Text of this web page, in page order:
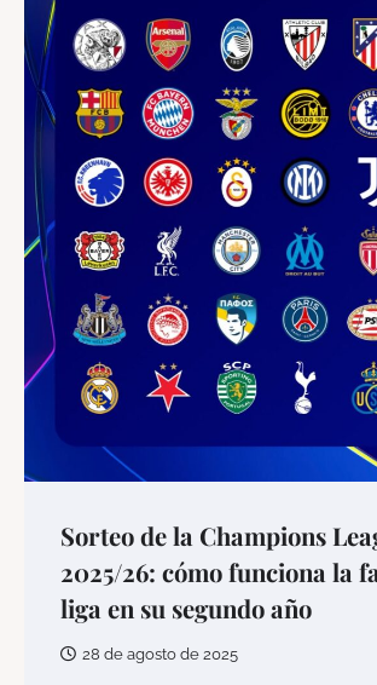
Sorteo de la Champions
2025/26: cómo funciona la
liga en su segundo año
28 de agosto de 2025